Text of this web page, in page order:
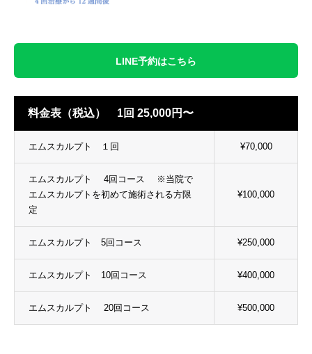
LINE予約はこちら
料金表（税込） 1回 25,000円〜
エムスカルプト １回 ¥70,000
エムスカルプト 4回コース ※当院で
エムスカルプトを初めて施術される方限
定
¥100,000
エムスカルプト 5回コース ¥250,000
エムスカルプト 10回コース ¥400,000
エムスカルプト 20回コース ¥500,000